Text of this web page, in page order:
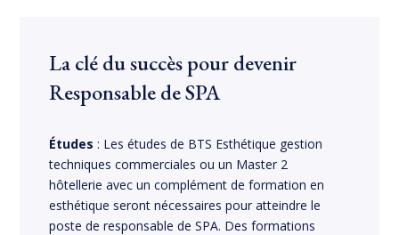
La clé du succès pour devenir
Responsable de SPA
Études : Les études de BTS Esthétique gestion
techniques commerciales ou un Master 2
hôtellerie avec un complément de formation en
esthétique seront nécessaires pour atteindre le
poste de responsable de SPA. Des formations